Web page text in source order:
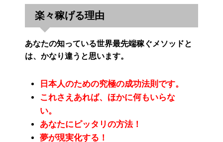
楽々稼げる理由
あなたの知っている世界最先端稼ぐメソッドと
は、かなり違うと思います。
日本人のための究極の成功法則です。
これさえあれば、ほかに何もいらな
い。
あなたにピッタリの方法！
夢が現実化する！